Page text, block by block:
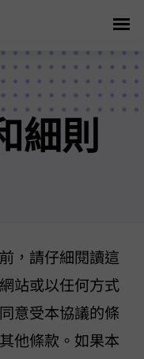
細則
務之前，請仔細閱讀這
站或以任何方式
意受本協議的條
他條款。如果本